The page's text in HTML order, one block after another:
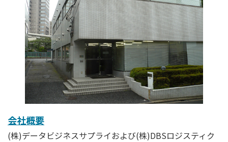
会社概要
(株)データビジネスサプライおよび(株)DBSロジスティク